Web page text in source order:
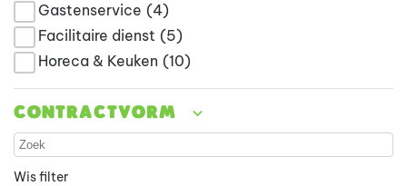
Gastenservice (4)
Facilitaire dienst (5)
Horeca & Keuken (10)
Contractvorm
Wis filter